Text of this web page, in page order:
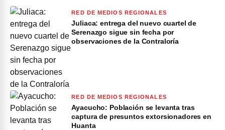
RED DE MEDIOS REGIONALES
Juliaca: entrega del nuevo cuartel de
Serenazgo sigue sin fecha por
observaciones de la Contraloría
RED DE MEDIOS REGIONALES
Ayacucho: Población se levanta tras
captura de presuntos extorsionadores en
Huanta